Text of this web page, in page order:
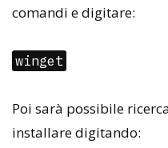
comandi e digitare:
winget
Poi sarà possibile
installare digitando: